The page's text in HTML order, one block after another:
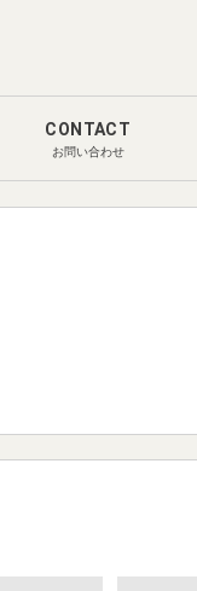
CONTACT
お問い合わせ